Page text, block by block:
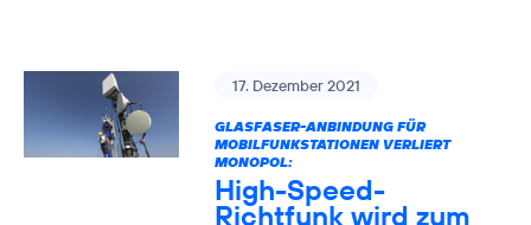
17. Dezember 2021
GLASFASER-ANBINDUNG FÜR
MOBILFUNKSTATIONEN VERLIERT
MONOPOL:
High-Speed-
Richtfunk wird zum